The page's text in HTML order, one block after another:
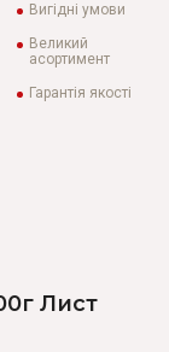
Вигідні умови
Великий
асортимент
Гарантія якості
Лист